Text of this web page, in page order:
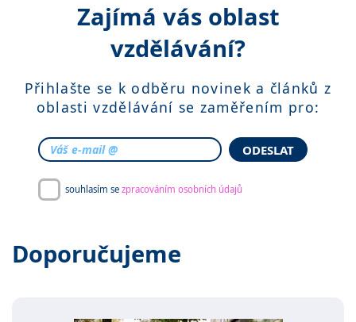
Zajímá vás oblast
vzdělávání?
Přihlašte se k odběru novinek a článků z
oblasti vzdělávání se zaměřením pro:
ODESLAT
souhlasím sezpracováním osobních údajů
Doporučujeme